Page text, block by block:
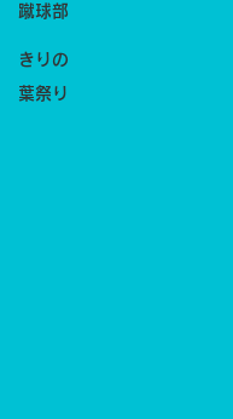
蹴球部
きりの
葉祭り